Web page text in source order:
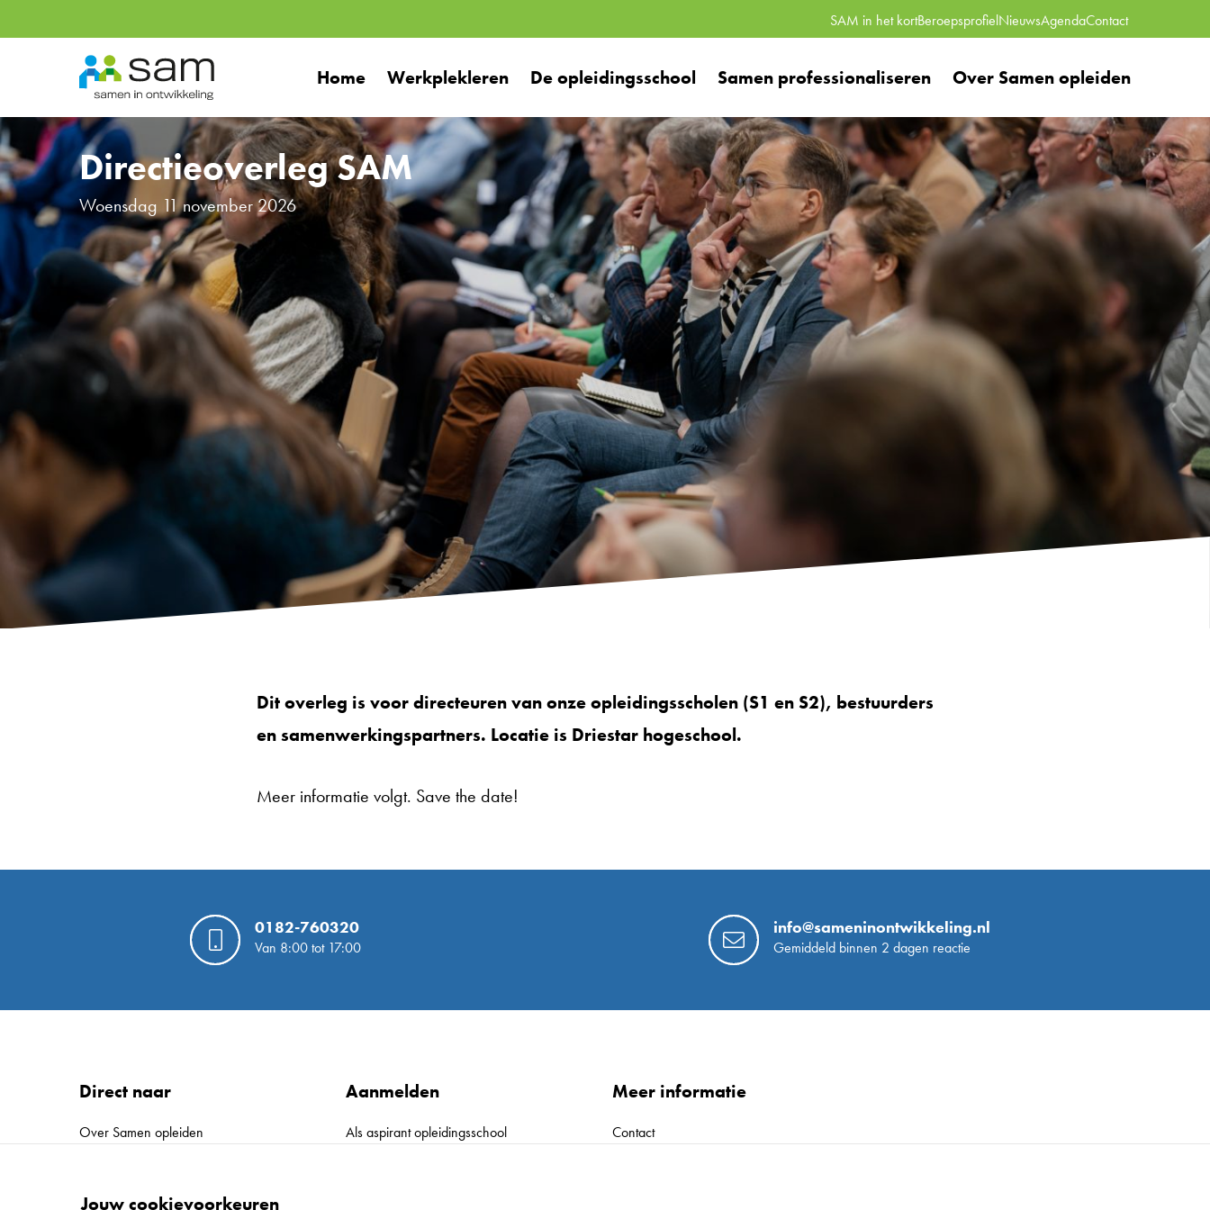
SAM in het kortBeroepsprofielNieuwsAgendaContact
Home Werkplekleren De opleidingsschool Samen professionaliseren Over Samen opleiden
Directieoverleg SAM
Woensdag 11 november 2026
Dit overleg is voor directeuren van onze opleidingsscholen (S1 en S2), bestuurders
en samenwerkingspartners. Locatie is Driestar hogeschool.
Meer informatie volgt. Save the date!
0182-760320
Van 8:00 tot 17:00
info@sameninontwikkeling.nl
Gemiddeld binnen 2 dagen reactie
Direct naar
Over Samen opleiden
Aspirant opleidingsschool worden
Aanmelden
Als aspirant opleidingsschool
Meer informatie
Contact
Jouw cookievoorkeuren